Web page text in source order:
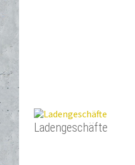
Ladengeschäfte